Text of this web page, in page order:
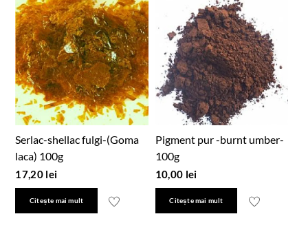
Serlac-shellac fulgi-(Goma
laca) 100g
17,20 lei
Citește mai mult
Pigment pur -burnt umber-
100g
10,00 lei
Citește mai mult